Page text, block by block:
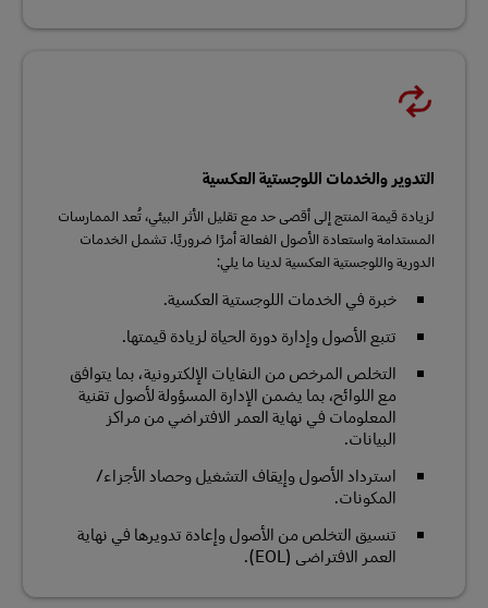
التدوير والخدمات اللوجستية العكسية
لزيادة قيمة المنتج إلى أقصى حد مع تقليل الأثر البيئي، تُعد الممارسات
المستدامة واستعادة الأصول الفعالة أمرًا ضروريًا. تشمل الخدمات
الدورية واللوجستية العكسية لدينا ما يلي:
خبرة في الخدمات اللوجستية العكسية.
تتبع الأصول وإدارة دورة الحياة لزيادة قيمتها.
التخلص المرخص من النفايات الإلكترونية، بما يتوافق
مع اللوائح، بما يضمن الإدارة المسؤولة لأصول تقنية
المعلومات في نهاية العمر الافتراضي من مراكز
البيانات.
استرداد الأصول وإيقاف التشغيل وحصاد الأجزاء/
المكونات.
تنسيق التخلص من الأصول وإعادة تدويرها في نهاية
العمر الافتراضي (EOL).